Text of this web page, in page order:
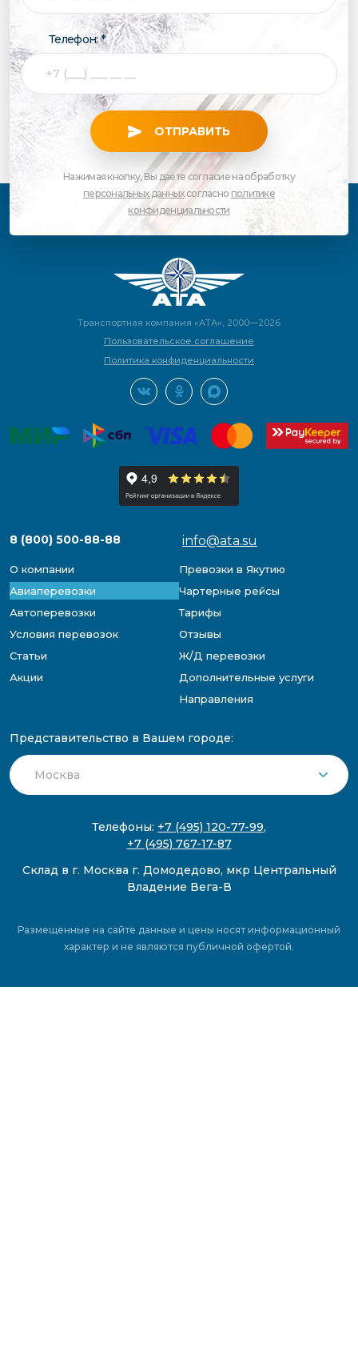
Телефон: *
ОТПРАВИТЬ
Нажимая кнопку, Вы даете согласие на обработку
персональных данныхсогласно политике
конфиденциальности
Транспортная компания «АТА», 2000—2026
Пользовательское соглашение
Политика конфиденциальности
8 (800) 500-88-88 info@ata.su
О компании
Превозки в Якутию
Авиаперевозки
Чартерные рейсы
Автоперевозки
Тарифы
Условия перевозок
Отзывы
Статьи
Ж/Д перевозки
Акции
Дополнительные услуги
Направления
Представительство в Вашем городе:
Телефоны: +7 (495) 120-77-99,
+7 (495) 767-17-87
Склад в г. Москва г. Домодедово, мкр Центральный
Владение Вега-В
Размещенные на сайте данные и цены носят информационный
характер и не являются публичной офертой.